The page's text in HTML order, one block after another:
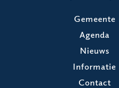
Gemeente
Agenda
Nieuws
Informatie
Contact